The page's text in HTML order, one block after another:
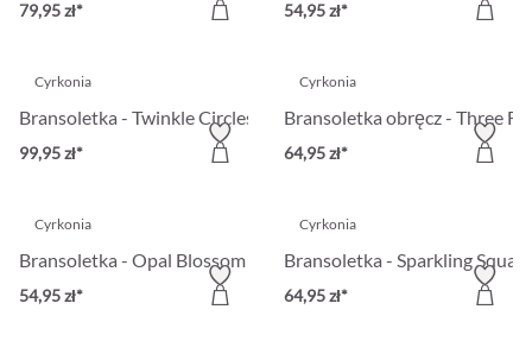
79,95 zł* 54,95 zł*
Cyrkonia
Bransoletka - Twinkle Circles
99,95 zł*
Cyrkonia
Bransoletka obręcz - Three
64,95 zł*
Cyrkonia
Bransoletka - Opal Blossom
54,95 zł*
Cyrkonia
Bransoletka - Sparkling Square
64,95 zł*